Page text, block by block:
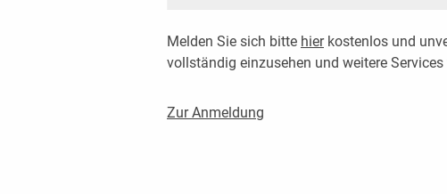
Melden Sie sich bitte hierkostenlos und
vollständig einzusehen und weitere
Zur Anmeldung